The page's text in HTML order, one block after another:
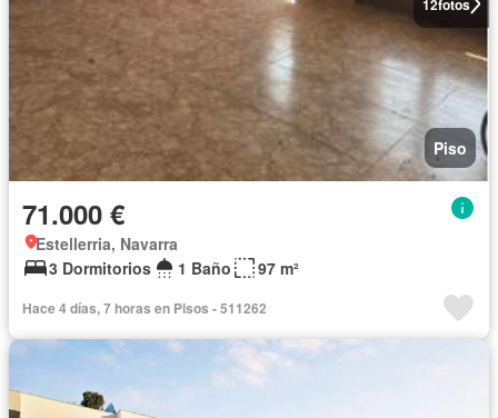
12fotos
Piso
71.000 €
Estellerria, Navarra
3 Dormitorios
1 Baño 97 m²
Hace 4 días, 7 horas en Pisos - 511262